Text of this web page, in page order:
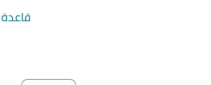
قاعدة دريل